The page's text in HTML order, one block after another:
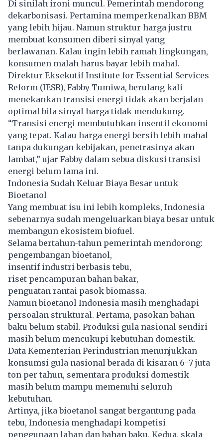
Di sinilah ironi muncul. Pemerintah mendorong
dekarbonisasi. Pertamina memperkenalkan BBM
yang lebih hijau. Namun struktur harga justru
membuat konsumen diberi sinyal yang
berlawanan. Kalau ingin lebih ramah lingkungan,
konsumen malah harus bayar lebih mahal.
Direktur Eksekutif Institute for Essential Services
Reform (IESR), Fabby Tumiwa, berulang kali
menekankan transisi energi tidak akan berjalan
optimal bila sinyal harga tidak mendukung.
“Transisi energi membutuhkan insentif ekonomi
yang tepat. Kalau harga energi bersih lebih mahal
tanpa dukungan kebijakan, penetrasinya akan
lambat,” ujar Fabby dalam sebua diskusi transisi
energi belum lama ini.
Indonesia Sudah Keluar Biaya Besar untuk
Bioetanol
Yang membuat isu ini lebih kompleks, Indonesia
sebenarnya sudah mengeluarkan biaya besar untuk
membangun ekosistem biofuel.
Selama bertahun-tahun pemerintah mendorong:
pengembanganbioetanol,
insentif industri berbasis tebu,
riset pencampuran bahan bakar,
penguatan rantai pasok biomassa.
Namun bioetanol Indonesia masih menghadapi
persoalan struktural. Pertama, pasokan bahan
baku belum stabil. Produksi gula nasional sendiri
masih belum mencukupi kebutuhan domestik.
Data Kementerian Perindustrian menunjukkan
konsumsi gula nasional berada di kisaran 6–7 juta
ton per tahun, sementara produksi domestik
masih belum mampu memenuhi seluruh
kebutuhan.
Artinya, jika bioetanol sangat bergantung pada
tebu, Indonesia menghadapi kompetisi
penggunaan lahan dan bahan baku. Kedua, skala